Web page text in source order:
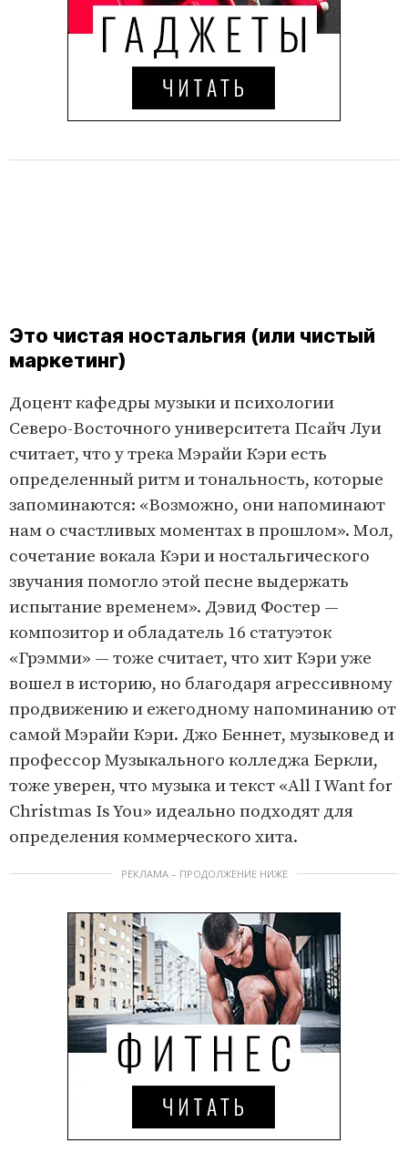
Это чистая ностальгия (или чистый
маркетинг)
Доцент кафедры музыки и психологии
Северо-Восточного университета Псайч Луи
считает, что у трека Мэрайи Кэри есть
определенный ритм и тональность, которые
запоминаются: «Возможно, они напоминают
нам о счастливых моментах в прошлом». Мол,
сочетание вокала Кэри и ностальгического
звучания помогло этой песне выдержать
испытание временем». Дэвид Фостер —
композитор и обладатель 16 статуэток
«Грэмми» — тоже считает, что хит Кэри уже
вошел в историю, но благодаря агрессивному
продвижению и ежегодному напоминанию от
самой Мэрайи Кэри. Джо Беннет, музыковед и
профессор Музыкального колледжа Беркли,
тоже уверен, что музыка и текст «All I Want for
Christmas Is You» идеально подходят для
определения коммерческого хита.
РЕКЛАМА – ПРОДОЛЖЕНИЕ НИЖЕ